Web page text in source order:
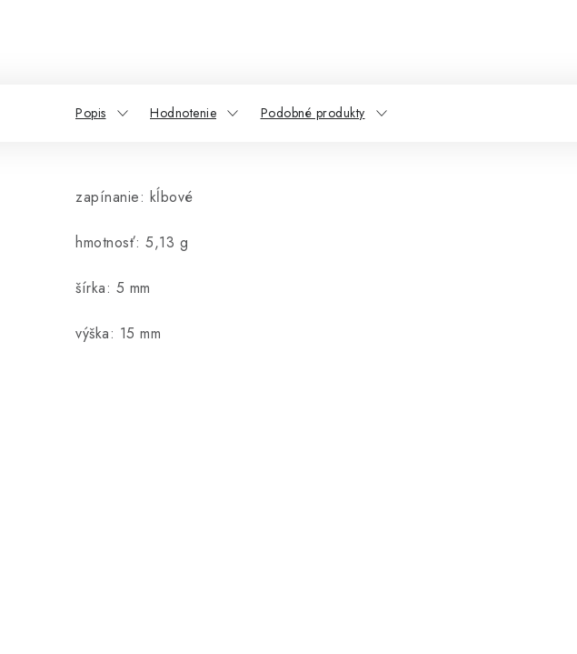
Popis Hodnotenie Podobné produkty
zapínanie: kĺbové
hmotnosť: 5,13 g
šírka: 5 mm
výška: 15 mm